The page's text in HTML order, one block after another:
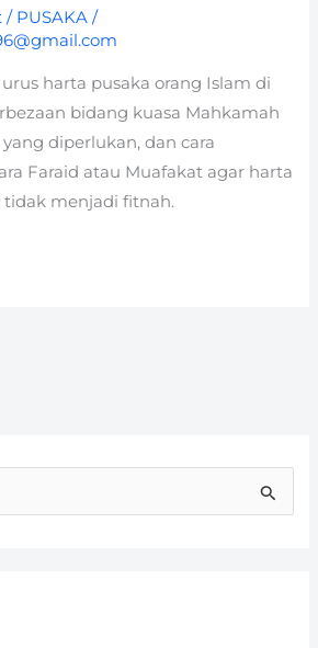
/ PUSAKA /
harta pusaka orang Islam di
bidang kuasa Mahkamah
diperlukan, dan cara
Faraid atau Muafakat agar harta
menjadi fitnah.